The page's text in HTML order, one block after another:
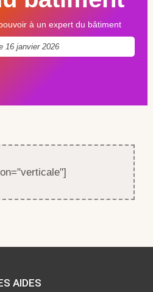
à un expert du bâtiment
16 janvier 2026
AIDES